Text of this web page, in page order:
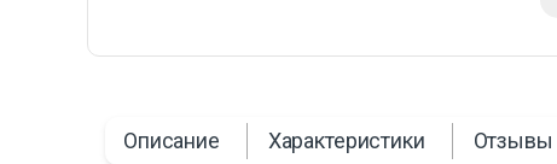
Описание Характеристики Отзывы